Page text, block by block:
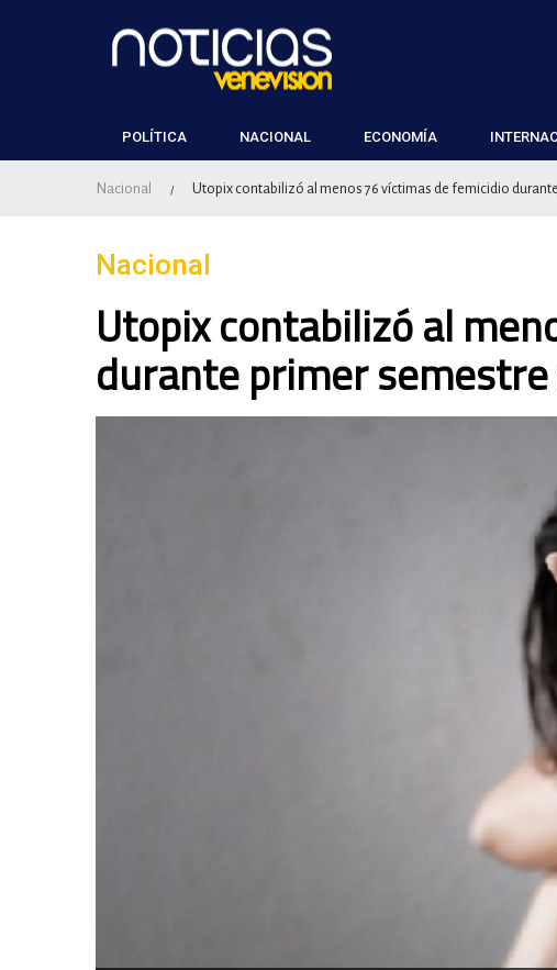
POLÍTICA NACIONAL ECONOMÍA
Nacional / Utopix contabilizó al menos 76 víctimas de femicidio
Nacional
Utopix contabilizó al
durante primer